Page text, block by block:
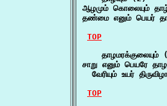
ஆழமும் கொலையும்
தண்மை எனும் பெயர்
TOP
தாழமரக்குலையும்
சாறு எனும் பெயரே
வேரியும் உயர்
TOP